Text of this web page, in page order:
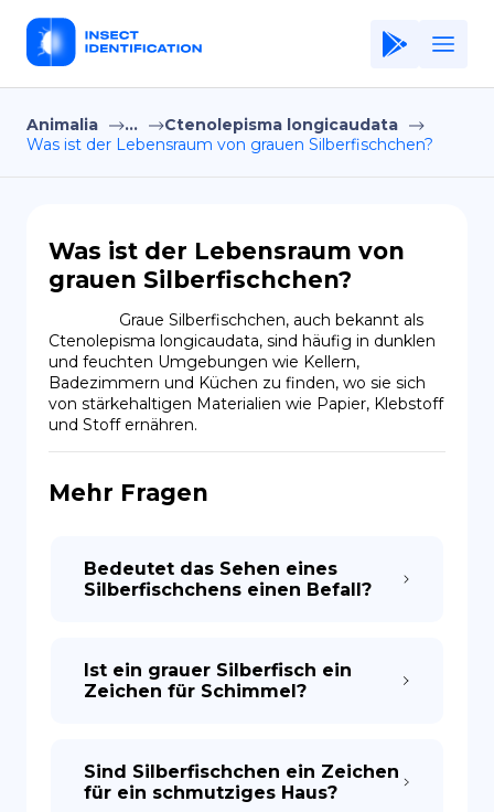
Home
Application
Terms of Use
Privacy Policy
DE
EN
ES
Copiright © Niro ID
Animalia ...
Ctenolepisma longicaudata
Was ist der Lebensraum von grauen Silberfischchen?
Was ist der Lebensraum von
grauen Silberfischchen?
Ctenolepisma longicaudata, sind häufig in dunklen
und feuchten Umgebungen wie Kellern,
Badezimmern und Küchen zu finden, wo sie sich
von stärkehaltigen Materialien wie Papier, Klebstoff
und Stoff ernähren.
Mehr Fragen
Bedeutet das Sehen eines
Silberfischchens einen Befall?
Ist ein grauer Silberfisch ein
Zeichen für Schimmel?
Sind Silberfischchen ein Zeichen
für ein schmutziges Haus?